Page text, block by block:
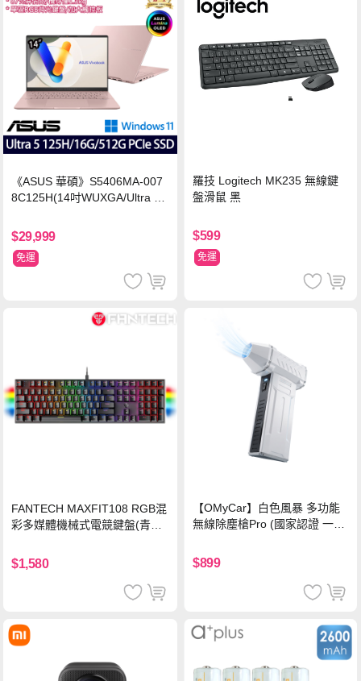
《ASUS 華碩》S5406MA-007
8C125H(14吋WUXGA/Ultra 5
n11/二年保)
$29,999
免運
羅技 Logitech MK235 無線鍵
盤滑鼠 黑
$599
免運
FANTECH MAXFIT108 RGB混
彩多媒體機械式電競鍵盤(青軸)
$1,580
【OMyCar】白色風暴 多功能
無線除塵槍Pro (國家認證 一年
手持強力風槍 暴力吹風
$899